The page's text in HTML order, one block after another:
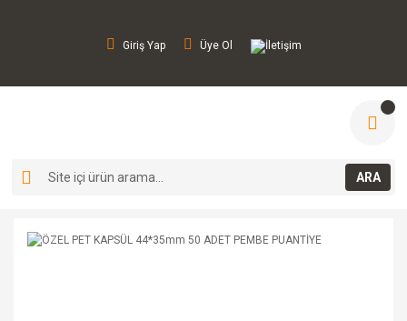
Giriş Yap Üye Ol İletişim
ARA